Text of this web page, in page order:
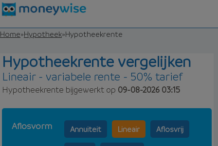
Home»Hypotheek»Hypotheekrente
Hypotheekrente vergelijken
Lineair - variabele rente - 50% tarief
Hypotheekrente bijgewerkt op 09-08-2026 03:15
Aflosvorm Annuiteit Lineair Aflosvrij